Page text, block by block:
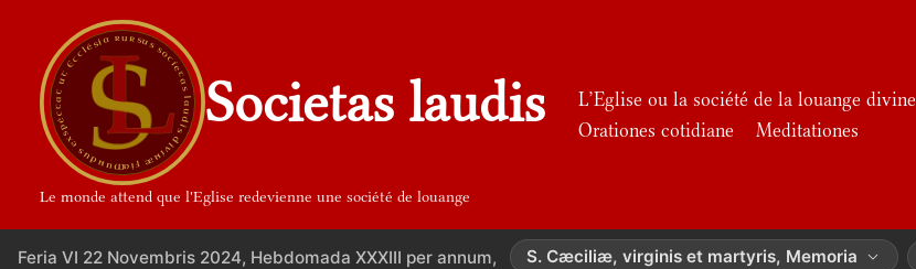
contenu
Societas laudis
Le monde attend que l'Eglise redevienne une société de louange
L’Eglise ou la société de la louange divine
Orationes cotidiane
Meditationes
Feria VI 22 Novembris 2024, Hebdomada XXXIII per annum, S. Cæciliæ, virginis et martyris, Memoria